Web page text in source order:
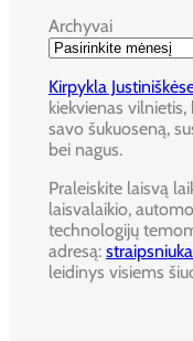
Archyvai
Kirpykla
kiekvienas
savo šukuoseną,
bei nagus.
Praleiskite laisvą
laisvalaikio,
technologijų
adresą:
leidinys visiems